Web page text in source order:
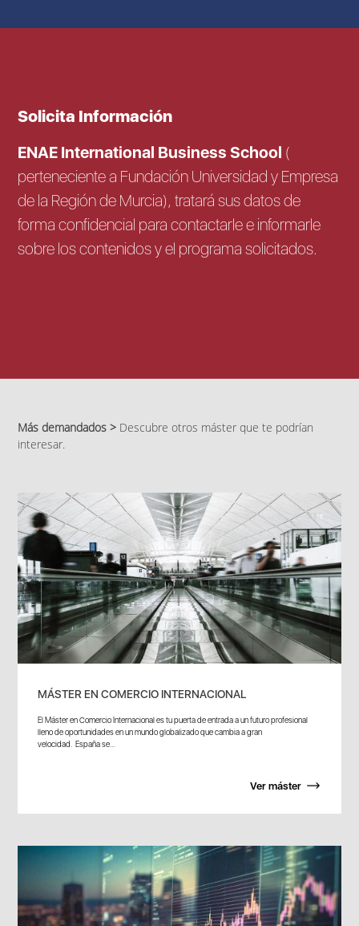
Solicita Información
ENAE International Business School (
perteneciente a Fundación Universidad y Empresa
de la Región de Murcia), tratará sus datos de
forma confidencial para contactarle e informarle
sobre los contenidos y el programa solicitados.
Más demandados > Descubre otros máster que te podrían
interesar.
MÁSTER EN COMERCIO INTERNACIONAL
El Máster en Comercio Internacional es tu puerta de entrada a un futuro profesional
lleno de oportunidades en un mundo globalizado que cambia a gran
velocidad. España se...
Ver máster